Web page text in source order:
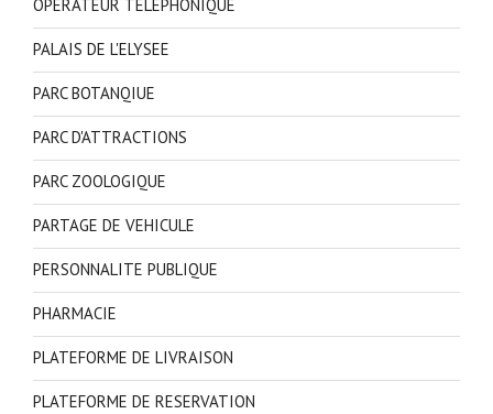
OPERATEUR TELEPHONIQUE
PALAIS DE L'ELYSEE
PARC BOTANQIUE
PARC D'ATTRACTIONS
PARC ZOOLOGIQUE
PARTAGE DE VEHICULE
PERSONNALITE PUBLIQUE
PHARMACIE
PLATEFORME DE LIVRAISON
PLATEFORME DE RESERVATION